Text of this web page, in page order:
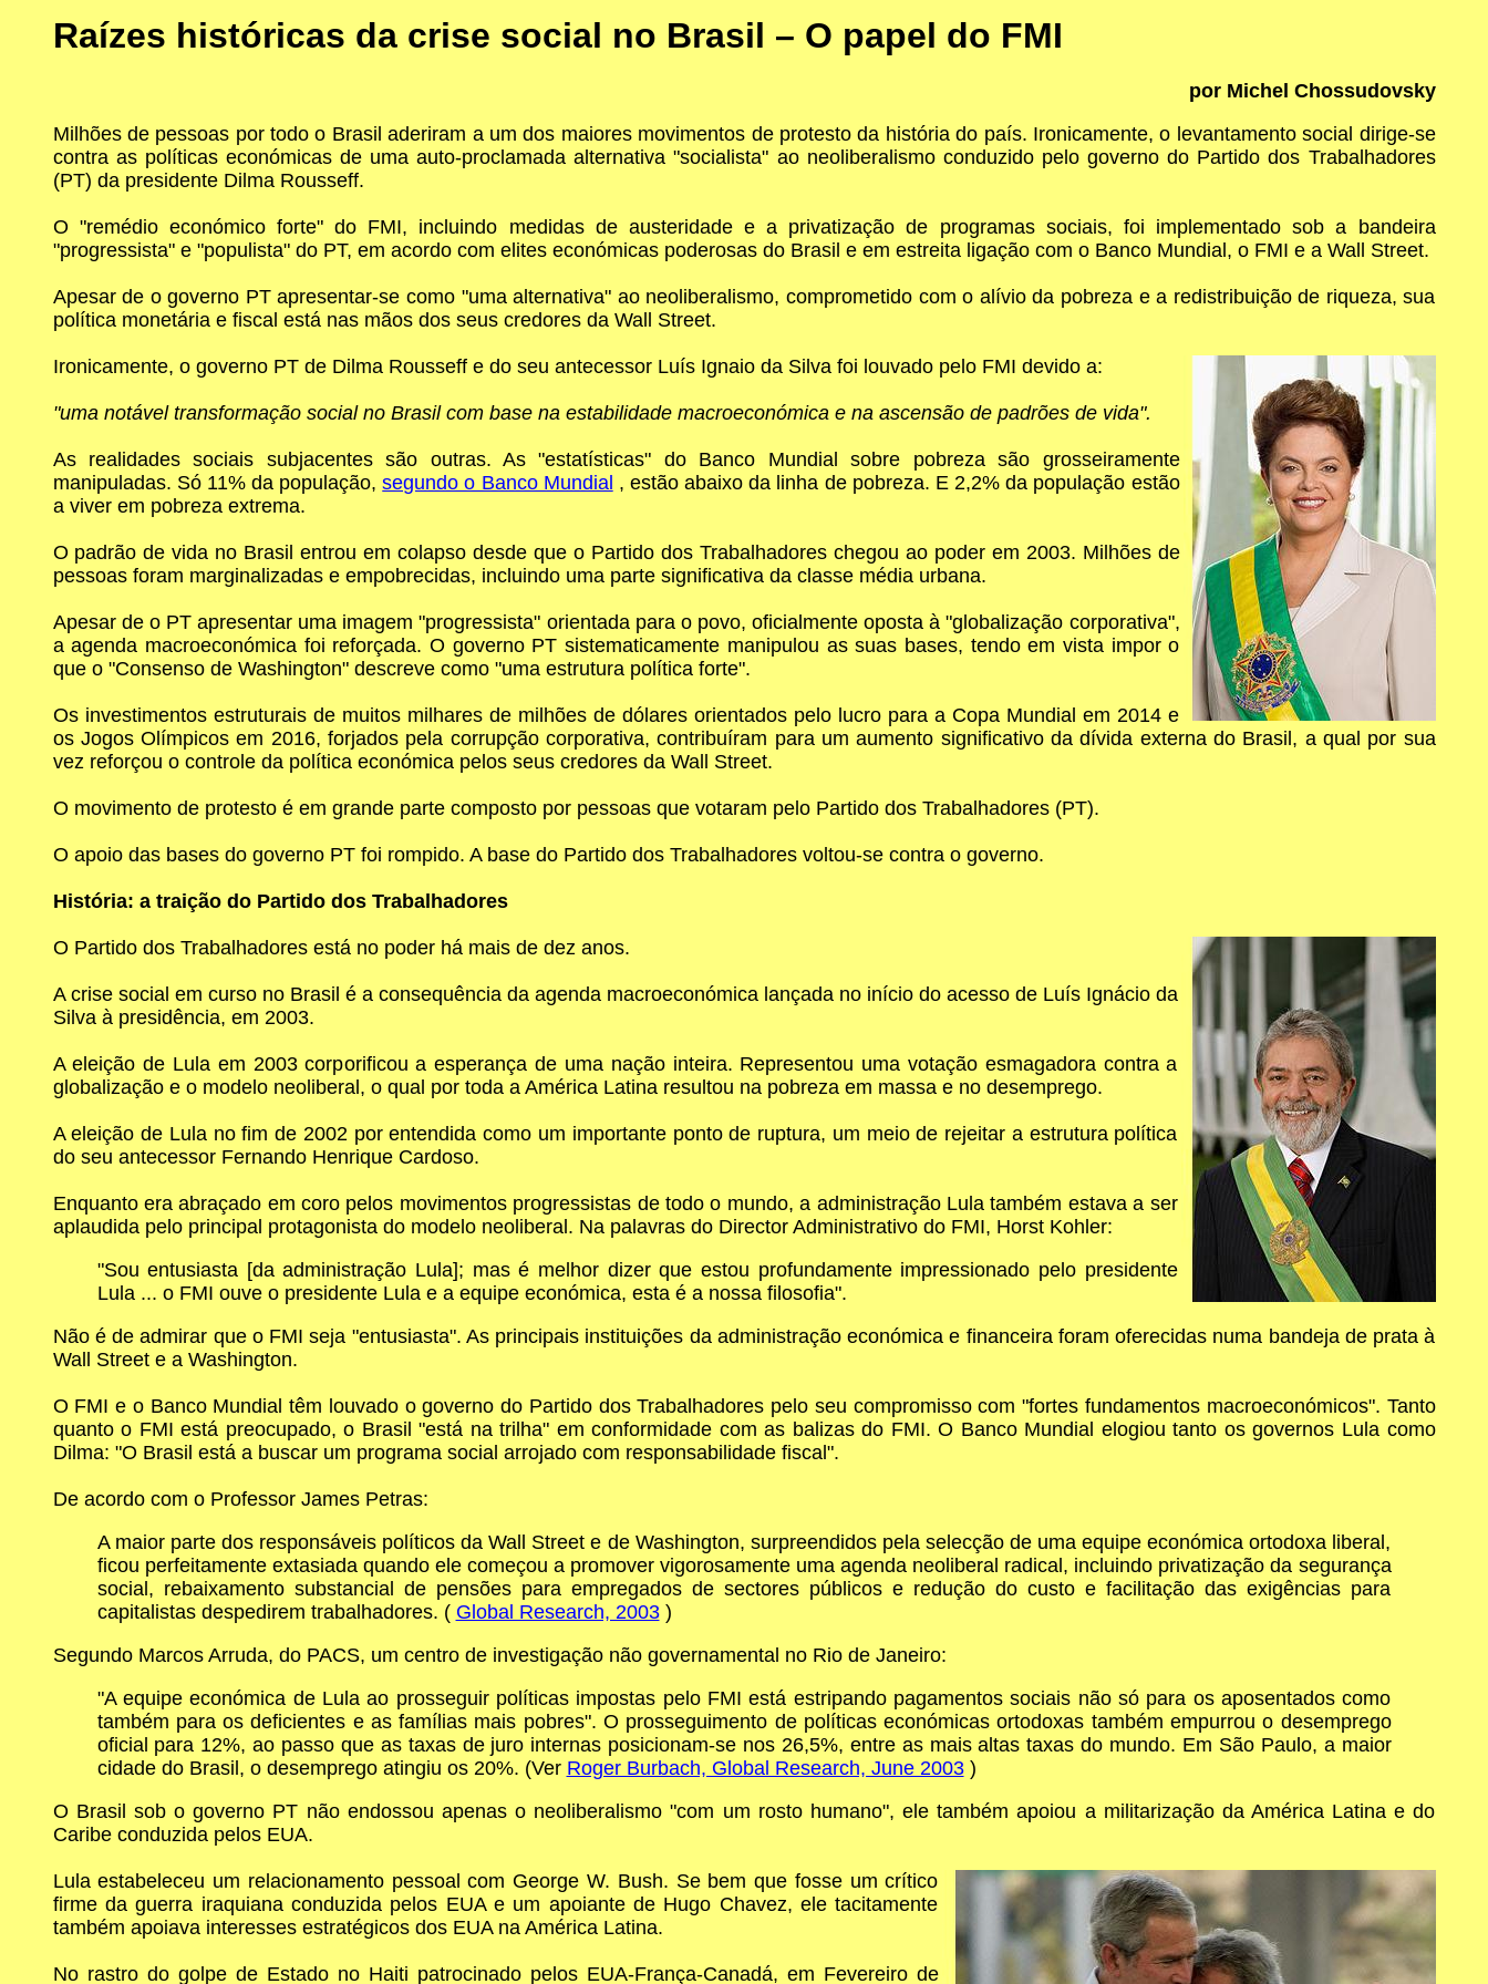
Raízes históricas da crise social no Brasil – O papel do FMI
por Michel Chossudovsky
Milhões de pessoas por todo o Brasil aderiram a um dos maiores movimentos de protesto da história do país. Ironicamente, o levantamento social dirige-se
contra as políticas económicas de uma auto-proclamada alternativa "socialista" ao neoliberalismo conduzido pelo governo do Partido dos Trabalhadores
(PT) da presidente Dilma Rousseff.
O "remédio económico forte" do FMI, incluindo medidas de austeridade e a privatização de programas sociais, foi implementado sob a bandeira
"progressista" e "populista" do PT, em acordo com elites económicas poderosas do Brasil e em estreita ligação com o Banco Mundial, o FMI e a Wall Street.
Apesar de o governo PT apresentar-se como "uma alternativa" ao neoliberalismo, comprometido com o alívio da pobreza e a redistribuição de riqueza, sua
política monetária e fiscal está nas mãos dos seus credores da Wall Street.
Ironicamente, o governo PT de Dilma Rousseff e do seu antecessor Luís Ignaio da Silva foi louvado pelo FMI devido a:
"uma notável transformação social no Brasil com base na estabilidade macroeconómica e na ascensão de padrões de vida".
As realidades sociais subjacentes são outras. As "estatísticas" do Banco Mundial sobre pobreza são grosseiramente
manipuladas. Só 11% da população,segundo o Banco Mundial , estão abaixo da linha de pobreza. E 2,2% da população estão
a viver em pobreza extrema.
O padrão de vida no Brasil entrou em colapso desde que o Partido dos Trabalhadores chegou ao poder em 2003. Milhões de
pessoas foram marginalizadas e empobrecidas, incluindo uma parte significativa da classe média urbana.
Apesar de o PT apresentar uma imagem "progressista" orientada para o povo, oficialmente oposta à "globalização corporativa",
a agenda macroeconómica foi reforçada. O governo PT sistematicamente manipulou as suas bases, tendo em vista impor o
que o "Consenso de Washington" descreve como "uma estrutura política forte".
Os investimentos estruturais de muitos milhares de milhões de dólares orientados pelo lucro para a Copa Mundial em 2014 e
os Jogos Olímpicos em 2016, forjados pela corrupção corporativa, contribuíram para um aumento significativo da dívida externa do Brasil, a qual por sua
vez reforçou o controle da política económica pelos seus credores da Wall Street.
O movimento de protesto é em grande parte composto por pessoas que votaram pelo Partido dos Trabalhadores (PT).
O apoio das bases do governo PT foi rompido. A base do Partido dos Trabalhadores voltou-se contra o governo.
História: a traição do Partido dos Trabalhadores
O Partido dos Trabalhadores está no poder há mais de dez anos.
A crise social em curso no Brasil é a consequência da agenda macroeconómica lançada no início do acesso de Luís Ignácio da
Silva à presidência, em 2003.
A eleição de Lula em 2003 corporificou a esperança de uma nação inteira. Representou uma votação esmagadora contra a
globalização e o modelo neoliberal, o qual por toda a América Latina resultou na pobreza em massa e no desemprego.
A eleição de Lula no fim de 2002 por entendida como um importante ponto de ruptura, um meio de rejeitar a estrutura política
do seu antecessor Fernando Henrique Cardoso.
Enquanto era abraçado em coro pelos movimentos progressistas de todo o mundo, a administração Lula também estava a ser
aplaudida pelo principal protagonista do modelo neoliberal. Na palavras do Director Administrativo do FMI, Horst Kohler:
"Sou entusiasta [da administração Lula]; mas é melhor dizer que estou profundamente impressionado pelo presidente
Lula ... o FMI ouve o presidente Lula e a equipe económica, esta é a nossa filosofia".
Não é de admirar que o FMI seja "entusiasta". As principais instituições da administração económica e financeira foram oferecidas numa bandeja de prata à
Wall Street e a Washington.
O FMI e o Banco Mundial têm louvado o governo do Partido dos Trabalhadores pelo seu compromisso com "fortes fundamentos macroeconómicos". Tanto
quanto o FMI está preocupado, o Brasil "está na trilha" em conformidade com as balizas do FMI. O Banco Mundial elogiou tanto os governos Lula como
Dilma: "O Brasil está a buscar um programa social arrojado com responsabilidade fiscal".
De acordo com o Professor James Petras:
A maior parte dos responsáveis políticos da Wall Street e de Washington, surpreendidos pela selecção de uma equipe económica ortodoxa liberal,
ficou perfeitamente extasiada quando ele começou a promover vigorosamente uma agenda neoliberal radical, incluindo privatização da segurança
social, rebaixamento substancial de pensões para empregados de sectores públicos e redução do custo e facilitação das exigências para
capitalistas despedirem trabalhadores. ( Global Research, 2003)
Segundo Marcos Arruda, do PACS, um centro de investigação não governamental no Rio de Janeiro:
"A equipe económica de Lula ao prosseguir políticas impostas pelo FMI está estripando pagamentos sociais não só para os aposentados como
também para os deficientes e as famílias mais pobres". O prosseguimento de políticas económicas ortodoxas também empurrou o desemprego
oficial para 12%, ao passo que as taxas de juro internas posicionam-se nos 26,5%, entre as mais altas taxas do mundo. Em São Paulo, a maior
cidade do Brasil, o desemprego atingiu os 20%. (Ver Roger Burbach, Global Research, June 2003)
O Brasil sob o governo PT não endossou apenas o neoliberalismo "com um rosto humano", ele também apoiou a militarização da América Latina e do
Caribe conduzida pelos EUA.
Lula estabeleceu um relacionamento pessoal com George W. Bush. Se bem que fosse um crítico
firme da guerra iraquiana conduzida pelos EUA e um apoiante de Hugo Chavez, ele tacitamente
também apoiava interesses estratégicos dos EUA na América Latina.
No rastro do golpe de Estado no Haiti patrocinado pelos EUA-França-Canadá, em Fevereiro de